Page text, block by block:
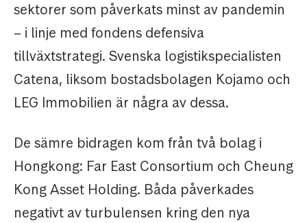
sektorer som påverkats minst av pandemin
– i linje med fondens defensiva
tillväxtstrategi. Svenska logistikspecialisten
Catena, liksom bostadsbolagen Kojamo och
LEG Immobilien är några av dessa.
De sämre bidragen kom från två bolag i
Hongkong: Far East Consortium och Cheung
Kong Asset Holding. Båda påverkades
negativt av turbulensen kring den nya